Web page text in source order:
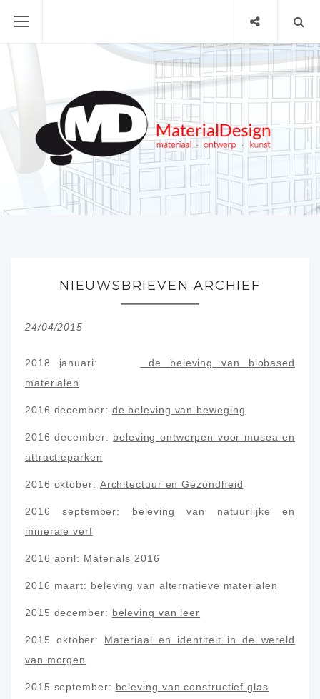
NIEUWSBRIEVEN ARCHIEF
24/04/2015
2018 januari:
de beleving van biobased
materialen
2016 december: de beleving van beweging
2016 december: beleving ontwerpen voor musea en
attractieparken
2016 oktober: Architectuur en Gezondheid
2016 september: beleving van natuurlijke en
minerale verf
2016 april: Materials 2016
2016 maart: beleving van alternatieve materialen
2015 december: beleving van leer
2015 oktober: Materiaal en identiteit in de wereld
van morgen
2015 september: beleving van constructief glas